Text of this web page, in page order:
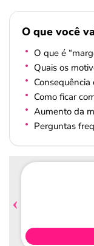
O que você
O que é
Quais os
Como ficar
Aumento da
Perguntas